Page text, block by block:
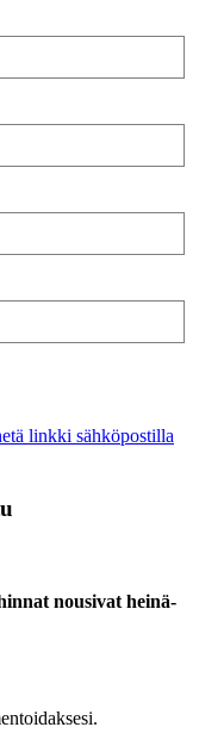
linkki sähköpostilla
nousivat heinä-